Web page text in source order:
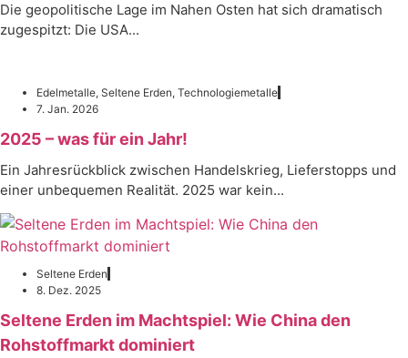
Die geopolitische Lage im Nahen Osten hat sich dramatisch
zugespitzt: Die USA...
Edelmetalle, Seltene Erden, Technologiemetalle
7. Jan. 2026
2025 – was für ein Jahr!
Ein Jahresrückblick zwischen Handelskrieg, Lieferstopps und
einer unbequemen Realität. 2025 war kein...
Seltene Erden
8. Dez. 2025
Seltene Erden im Machtspiel: Wie China den
Rohstoffmarkt dominiert